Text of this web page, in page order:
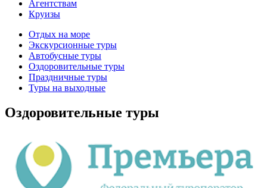
Агентствам
Круизы
Отдых на море
Экскурсионные туры
Автобусные туры
Оздоровительные туры
Праздничные туры
Туры на выходные
Оздоровительные туры